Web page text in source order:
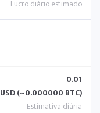
0.01
USD (~0.000000 BTC)